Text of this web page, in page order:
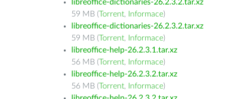
libreoffice-dictionaries-26.2.3.2.tar.xz
59 MB (Torrent, Informace)
libreoffice-dictionaries-26.2.3.2.tar.xz
59 MB (Torrent, Informace)
libreoffice-help-26.2.3.1.tar.xz
56 MB (Torrent, Informace)
libreoffice-help-26.2.3.2.tar.xz
56 MB (Torrent, Informace)